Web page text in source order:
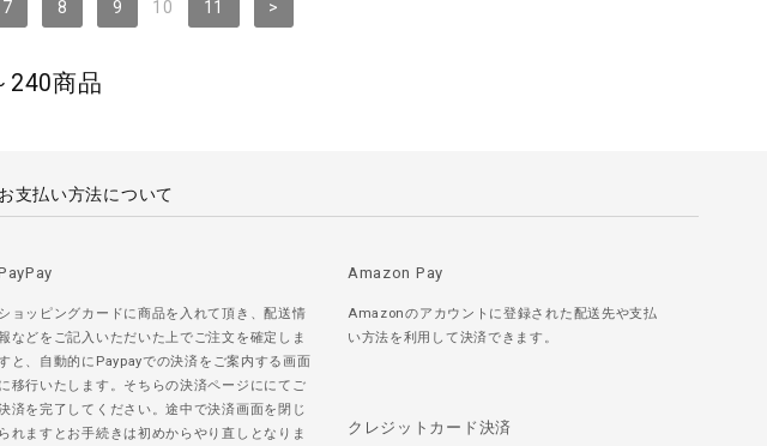
7 8 9 10 11 >
240商品
お支払い方法について
ショッピングカードに商品を入れて頂き、配送情
などをご記入いただいた上でご注文を確定しま
と、自動的にPaypayでの決済をご案内する画面
に移行いたします。そちらの決済ページににてご
済を完了してください。途中で決済画面を閉じ
られますとお手続きは初めからやり直しとなりま
Amazon Pay
Amazonのアカウントに登録された配送先や支払
い方法を利用して決済できます。
クレジットカード決済